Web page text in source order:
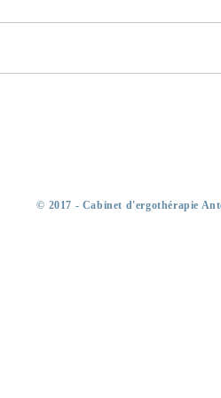
© 2017 - Cabinet d'ergothérapie